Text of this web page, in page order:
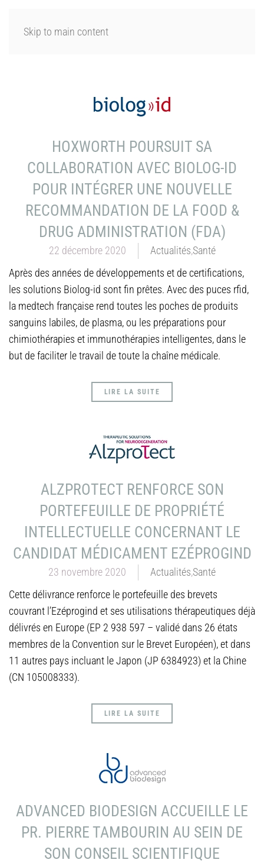
Skip to main content
HOXWORTH POURSUIT SA
COLLABORATION AVEC BIOLOG-ID
POUR INTÉGRER UNE NOUVELLE
RECOMMANDATION DE LA FOOD &
DRUG ADMINISTRATION (FDA)
22 décembre 2020 Actualités,Santé
Après des années de développements et de certifications,
les solutions Biolog-id sont fin prêtes. Avec des puces rfid,
la medtech française rend toutes les poches de produits
sanguins labiles, de plasma, ou les préparations pour
chimiothérapies et immunothérapies intelligentes, dans le
but de faciliter le travail de toute la chaîne médicale.
LIRE LA SUITE
ALZPROTECT RENFORCE SON
PORTEFEUILLE DE PROPRIÉTÉ
INTELLECTUELLE CONCERNANT LE
CANDIDAT MÉDICAMENT EZÉPROGIND
23 novembre 2020 Actualités,Santé
Cette délivrance renforce le portefeuille des brevets
couvrant l’Ezéprogind et ses utilisations thérapeutiques déjà
délivrés en Europe (EP 2 938 597 – validé dans 26 états
membres de la Convention sur le Brevet Européen), et dans
11 autres pays incluant le Japon (JP 6384923) et la Chine
(CN 105008333).
LIRE LA SUITE
ADVANCED BIODESIGN ACCUEILLE LE
PR. PIERRE TAMBOURIN AU SEIN DE
SON CONSEIL SCIENTIFIQUE